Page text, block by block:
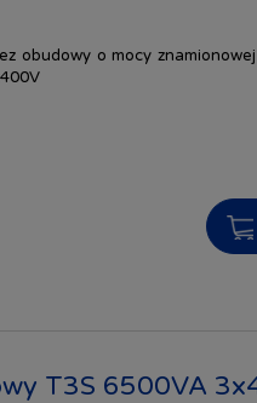
obudowy o mocy
T3S 6500VA